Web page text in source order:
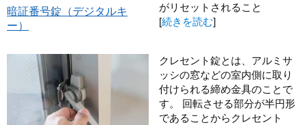
暗証番号錠（デジタルキ
ー）
がリセットされること
[続きを読む]
クレセント錠とは、アルミサ
ッシの窓などの室内側に取り
付けられる締め金具のことで
す。 回転させる部分が半円形
であることからクレセント